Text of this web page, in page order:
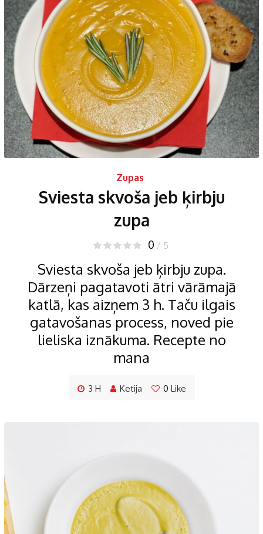
Zupas
Sviesta skvoša jeb ķirbju
zupa
0 / 5
Sviesta skvoša jeb ķirbju zupa.
Dārzeņi pagatavoti ātri vārāmajā
katlā, kas aizņem 3 h. Taču ilgais
gatavošanas process, noved pie
lieliska iznākuma. Recepte no
mana
3 H Ketija 0 Like